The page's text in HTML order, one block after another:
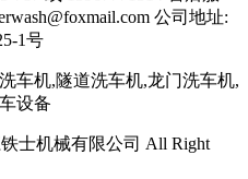
公司地址:
1号
车机,隧道洗车机,龙门洗车机,
设备
士机械有限公司 All Right